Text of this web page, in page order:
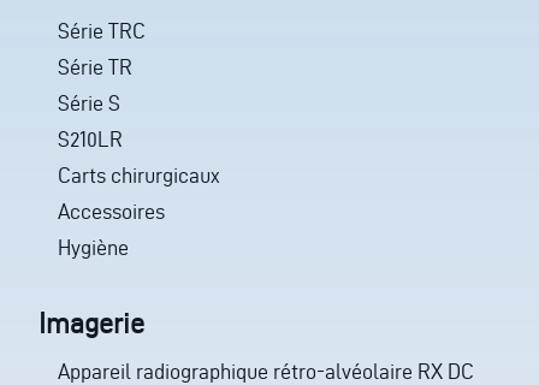
Série TRC
Série TR
Série S
S210LR
Carts chirurgicaux
Accessoires
Hygiène
Imagerie
Appareil radiographique rétro-alvéolaire RX DC